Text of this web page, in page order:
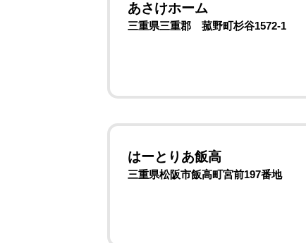
あさけホーム
三重県三重郡 菰野町杉谷1572-1
はーとりあ飯高
三重県松阪市飯高町宮前197番地